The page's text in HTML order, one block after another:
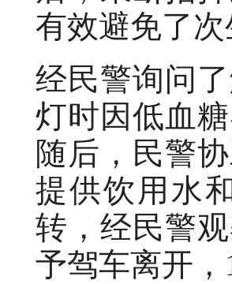
有效避免了
经民警询问
灯时因低血
随后，民警
提供饮用水
转，经民警
予驾车离开